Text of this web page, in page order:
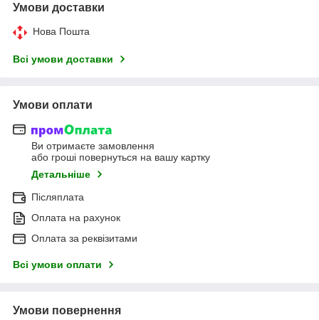
Умови доставки
Нова Пошта
Всі умови доставки
Умови оплати
Ви отримаєте замовлення
або гроші повернуться на вашу картку
Детальніше
Післяплата
Оплата на рахунок
Оплата за реквізитами
Всі умови оплати
Умови повернення